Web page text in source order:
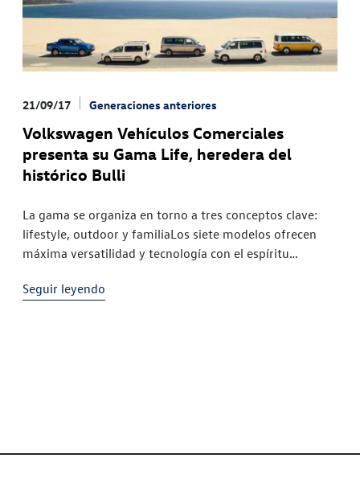
21/09/17 Generaciones anteriores
Volkswagen Vehículos Comerciales
presenta su Gama Life, heredera del
histórico Bulli
La gama se organiza en torno a tres conceptos clave:
lifestyle, outdoor y familiaLos siete modelos ofrecen
máxima versatilidad y tecnología con el espíritu
consigo algo nuevo.
Seguir leyendo